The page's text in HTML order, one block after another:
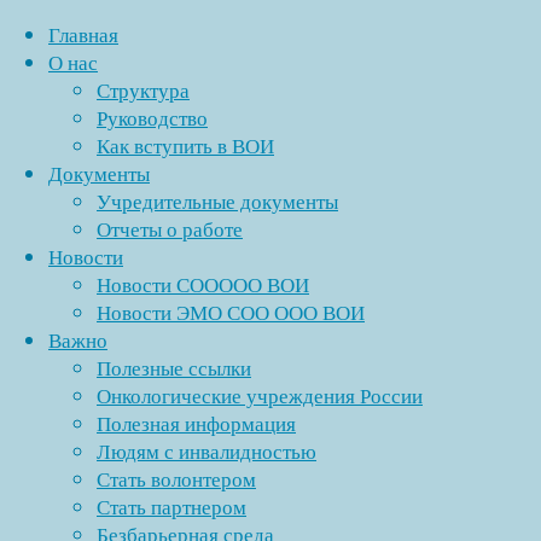
Перейти
содержимому
Главная
О нас
Структура
Руководство
Как вступить в ВОИ
Документы
Учредительные документы
Отчеты о работе
Новости
Новости СООООО ВОИ
Новости ЭМО СОО ООО ВОИ
Важно
Полезные ссылки
Онкологические учреждения России
Полезная информация
Людям с инвалидностью
Стать волонтером
Стать партнером
Безбарьерная среда